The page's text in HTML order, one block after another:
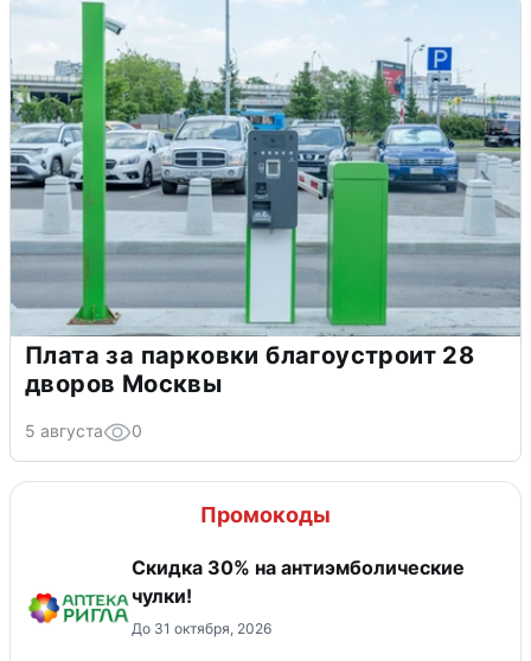
Плата за парковки благоустроит 28
дворов Москвы
5 августа 0
Промокоды
Скидка 30% на антиэмболические
чулки!
До 31 октября, 2026